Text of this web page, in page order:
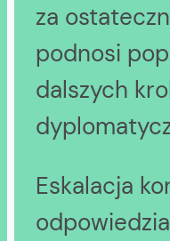
za
podnosi
dalszych
Eskalacja